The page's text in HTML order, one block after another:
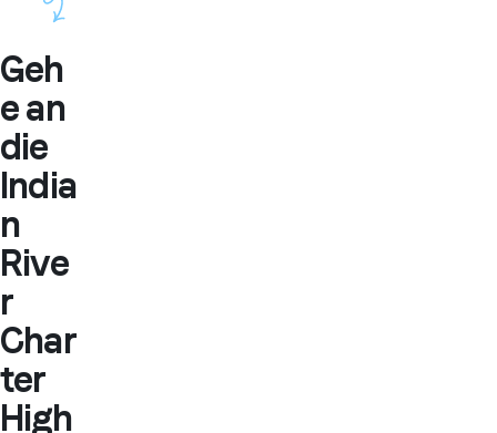
Geh
e an
die
India
n
Rive
r
Char
ter
High